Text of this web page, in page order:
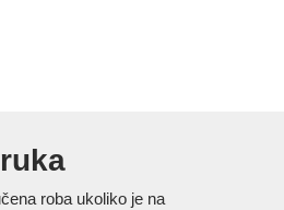
roba ukoliko je na